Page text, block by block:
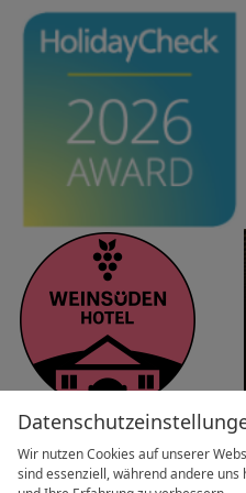
Wir nutzen Cookies auf unserer
sind essenziell, während andere uns